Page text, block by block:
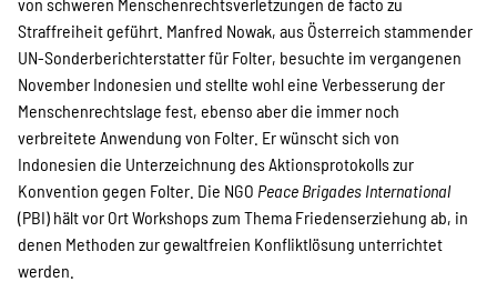
Straffreiheit geführt. Manfred Nowak, aus Österreich stammender
UN-Sonderberichterstatter für Folter, besuchte im vergangenen
November Indonesien und stellte wohl eine Verbesserung der
Menschenrechtslage fest, ebenso aber die immer noch
verbreitete Anwendung von Folter. Er wünscht sich von
Indonesien die Unterzeichnung des Aktionsprotokolls zur
Konvention gegen Folter. Die NGO Peace Brigades International
(PBI) hält vor Ort Workshops zum Thema Friedenserziehung ab, in
denen Methoden zur gewaltfreien Konfliktlösung unterrichtet
werden.